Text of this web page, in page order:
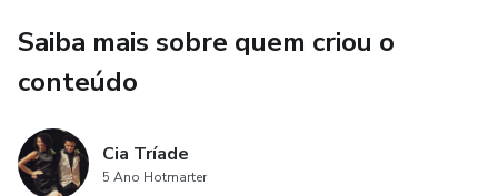
Saiba mais sobre quem criou o
conteúdo
Cia Tríade
5 Ano Hotmarter